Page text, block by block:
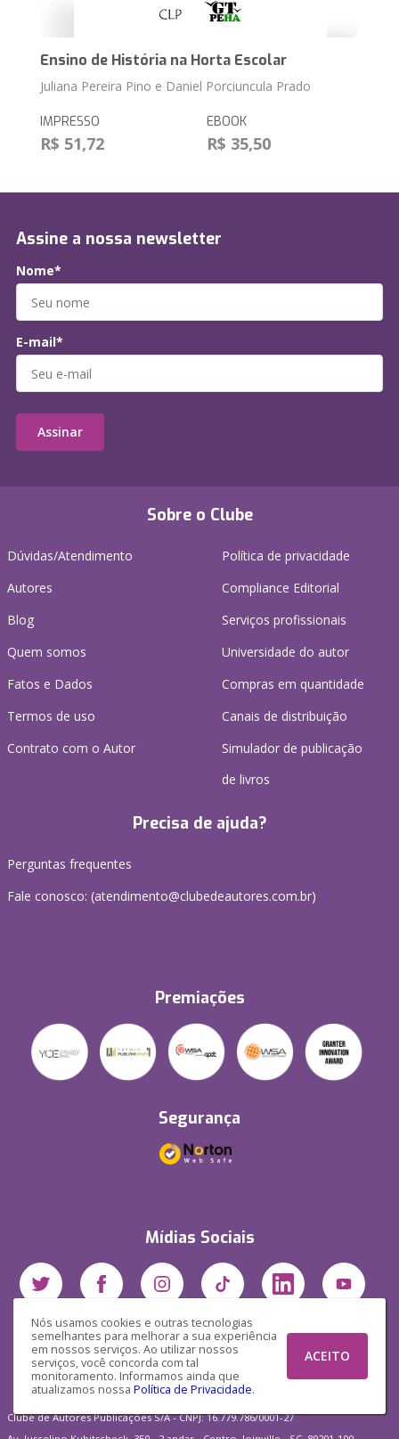
Nós usamos cookies e outras tecnologias
semelhantes para melhorar a sua experiência
em nossos serviços. Ao utilizar nossos
serviços, você concorda com tal
monitoramento. Informamos ainda que
atualizamos nossa Política de Privacidade.
ACEITO
Ensino de História na Horta Escolar
Juliana Pereira Pino e Daniel Porciuncula Prado
IMPRESSO
R$ 51,72
EBOOK
R$ 35,50
Sobre o Clube
Dúvidas/Atendimento
Autores
Blog
Quem somos
Fatos e Dados
Termos de uso
Contrato com o Autor
Política de privacidade
Compliance Editorial
Serviços profissionais
Universidade do autor
Compras em quantidade
Canais de distribuição
Simulador de publicação
de livros
Precisa de ajuda?
Perguntas frequentes
Fale conosco: (atendimento@clubedeautores.com.br)
Premiações
Segurança
Mídias Sociais
Assine a nossa newsletter
Nome*
E-mail*
Assinar
Clube de Autores Publicações S/A - CNPJ: 16.779.786/0001-27